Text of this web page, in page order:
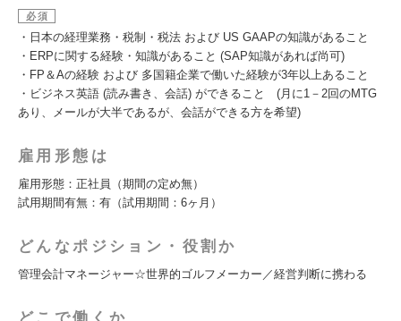
必須
・日本の経理業務・税制・税法 および US GAAPの知識があること
・ERPに関する経験・知識があること (SAP知識があれば尚可)
・FP＆Aの経験 および 多国籍企業で働いた経験が3年以上あること
・ビジネス英語 (読み書き、会話) ができること (月に1－2回のMTG
あり、メールが大半であるが、会話ができる方を希望)
雇用形態は
雇用形態：正社員（期間の定め無）
試用期間有無：有（試用期間：6ヶ月）
どんなポジション・役割か
管理会計マネージャー☆世界的ゴルフメーカー／経営判断に携わる